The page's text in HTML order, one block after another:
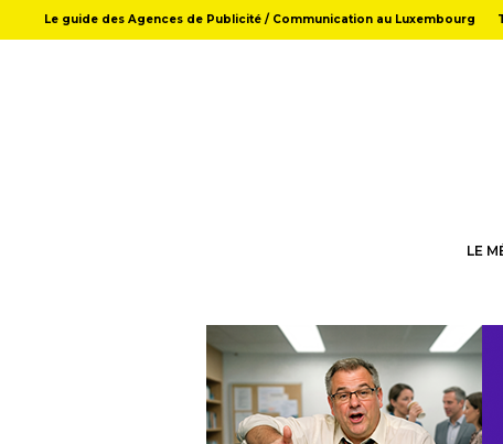
Le guide des Agences de Publicité / Communication au Luxembourg
LE